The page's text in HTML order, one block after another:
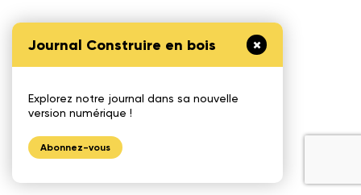
Journal Construire en bois
Explorez notre journal dans sa nouvelle
version numérique !
Abonnez-vous